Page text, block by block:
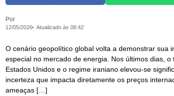
Por
12/05/2026 Atualizado às 08:42
O cenário geopolítico global volta a demonstrar sua
especial no mercado de energia. Nos últimos dias,
Estados Unidos e o regime iraniano elevou-se
incerteza que impacta diretamente os preços
ameaças […]